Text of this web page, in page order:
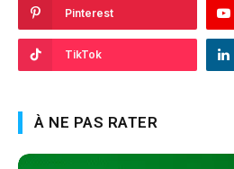
Pinterest
TikTok
À NE PAS RATER